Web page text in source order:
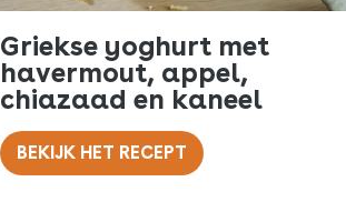
Griekse yoghurt met
havermout, appel,
chiazaad en kaneel
BEKIJK HET RECEPT